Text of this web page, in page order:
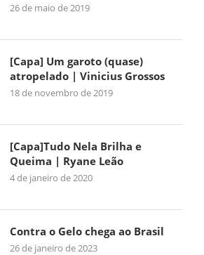
26 de maio de 2019
[Capa] Um garoto (quase)
atropelado | Vinicius Grossos
18 de novembro de 2019
[Capa]Tudo Nela Brilha e
Queima | Ryane Leão
4 de janeiro de 2020
Contra o Gelo chega ao Brasil
26 de janeiro de 2023